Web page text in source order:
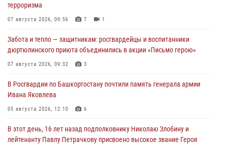
терроризма
07 августа 2026, 09:56 7 1
Забота и тепло — защитникам: росгвардейцы и воспитанники
дюртюлинского приюта объединились в акции «Письмо герою»
07 августа 2026, 09:32 3
В Росгвардии по Башкортостану почтили память генерала армии
Ивана Яковлева
05 августа 2026, 12:10 6
В этот день, 16 лет назад подполковнику Николаю Злобину и
лейтенанту Павлу Петрачкову присвоено высокое звание Героя